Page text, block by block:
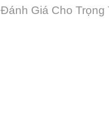
Đánh Giá Cho Trọng